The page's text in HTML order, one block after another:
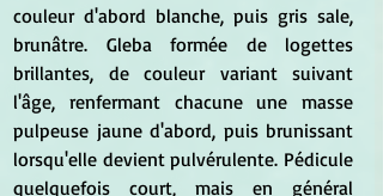
couleur d'abord blanche, puis gris sale,
brunâtre. Gleba formée de logettes
brillantes, de couleur variant suivant
l'âge, renfermant chacune une masse
pulpeuse jaune d'abord, puis brunissant
lorsqu'elle devient pulvérulente. Pédicule
quelquefois court, mais en général